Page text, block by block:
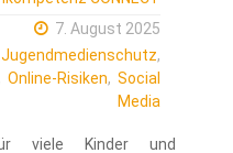
7. August 2025
Jugendmedienschutz,
Online-Risiken, Social
Media
viele Kinder und